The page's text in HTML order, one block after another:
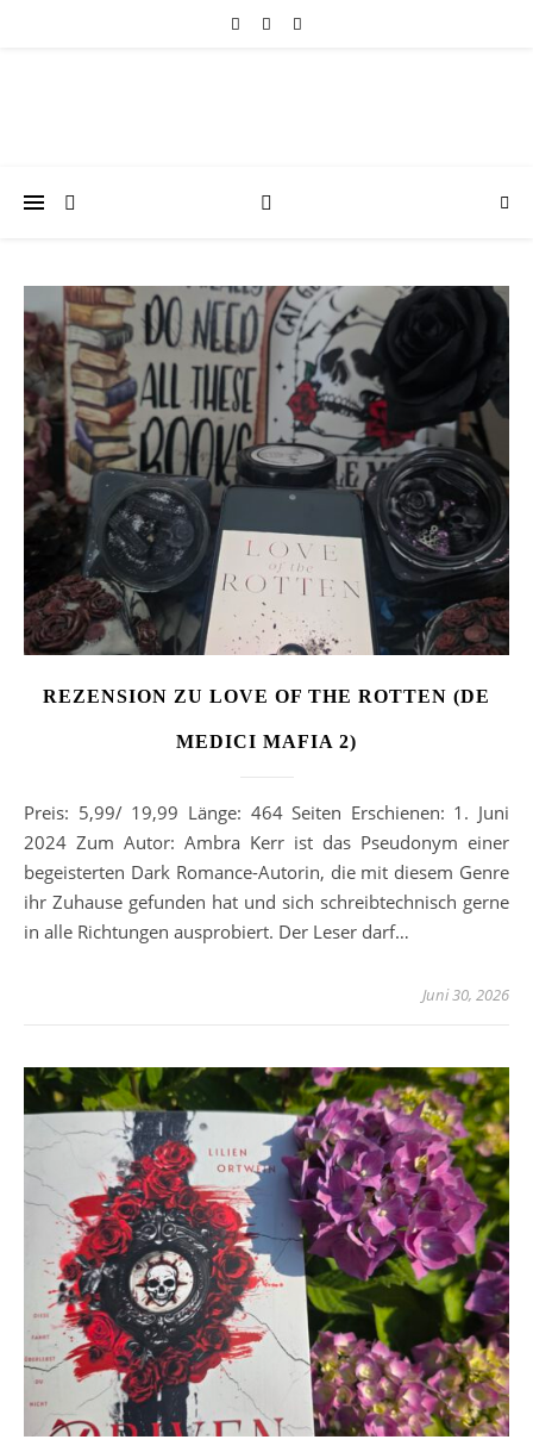
REZENSION ZU LOVE OF THE ROTTEN (DE
MEDICI MAFIA 2)
Preis: 5,99/ 19,99 Länge: 464 Seiten Erschienen: 1. Juni
2024 Zum Autor: Ambra Kerr ist das Pseudonym einer
begeisterten Dark Romance-Autorin, die mit diesem Genre
ihr Zuhause gefunden hat und sich schreibtechnisch gerne
in alle Richtungen ausprobiert. Der Leser darf…
Juni 30, 2026